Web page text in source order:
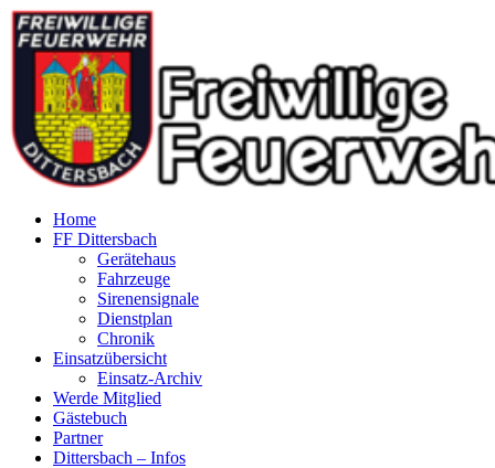
Home
FF Dittersbach
Gerätehaus
Fahrzeuge
Sirenensignale
Dienstplan
Chronik
Einsatzübersicht
Einsatz-Archiv
Werde Mitglied
Gästebuch
Partner
Dittersbach – Infos